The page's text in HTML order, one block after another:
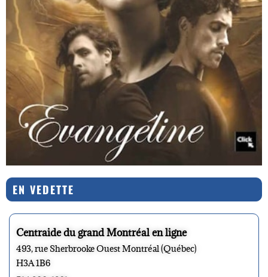
EN VEDETTE
Centraide du grand Montréal en ligne
493, rue Sherbrooke Ouest Montréal (Québec)
H3A 1B6